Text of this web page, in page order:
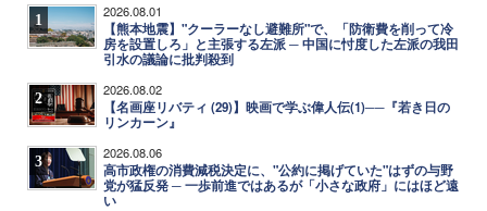
1 2026.08.01
【熊本地震】"クーラーなし避難所"で、「防衛費を削って冷
房を設置しろ」と主張する左派 ─ 中国に忖度した左派の我田
引水の議論に批判殺到
2 2026.08.02
【名画座リバティ (29)】映画で学ぶ偉人伝(1)──『若き日の
リンカーン』
3 2026.08.06
高市政権の消費減税決定に、"公約に掲げていた"はずの与野
党が猛反発 ─ 一歩前進ではあるが「小さな政府」にはほど遠
い